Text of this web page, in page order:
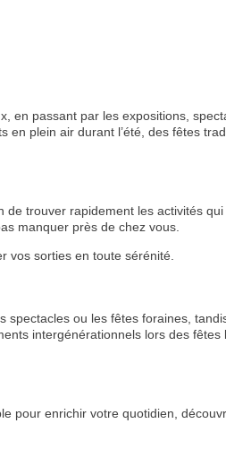
en passant par les expositions,
en plein air durant l’été, des fêtes
de trouver rapidement les activités qui
manquer près de chez vous.
vos sorties en toute sérénité.
spectacles ou les fêtes foraines,
intergénérationnels lors des fêtes
pour enrichir votre quotidien,